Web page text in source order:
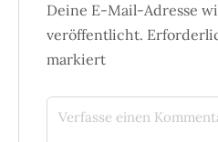
Deine E-Mail-Adresse
veröffentlicht.
markiert